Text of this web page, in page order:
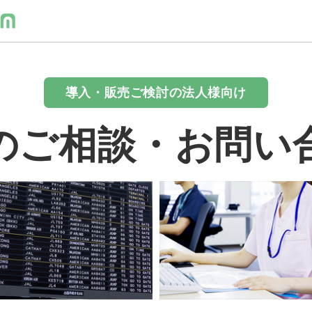
導入・販売ご検討の法人様向け
ご相談・お問い